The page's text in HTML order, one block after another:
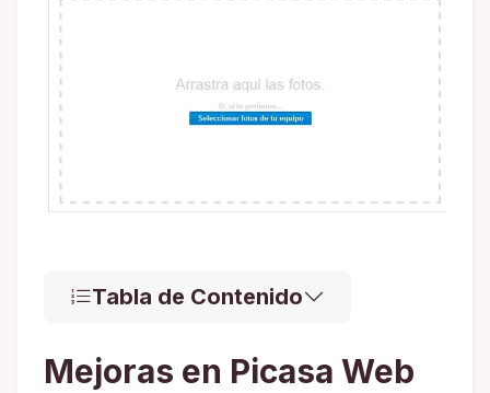
Tabla de Contenido
Mejoras en Picasa Web